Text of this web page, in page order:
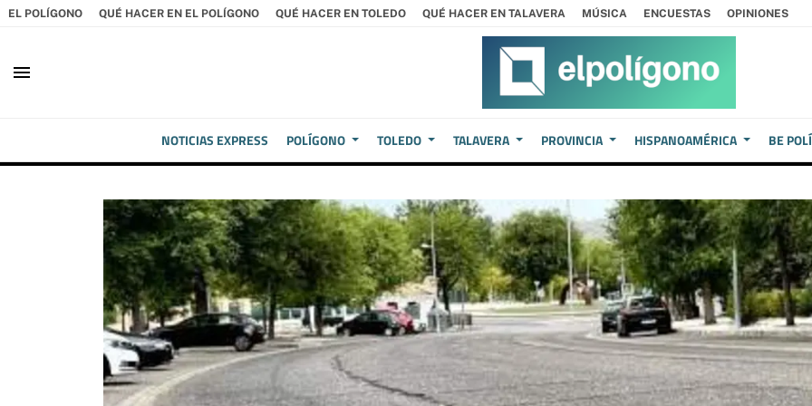
EL POLÍGONO QUÉ HACER EN EL POLÍGONO QUÉ HACER EN TOLEDO QUÉ HACER EN TALAVERA MÚSICA ENCUESTAS OPINIONES
menu
NOTICIAS EXPRESS POLÍGONO TOLEDO TALAVERA PROVINCIA HISPANOAMÉRICA BE